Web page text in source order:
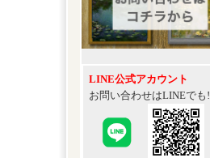
LINE公式アカウント
お問い合わせはLINEでも!